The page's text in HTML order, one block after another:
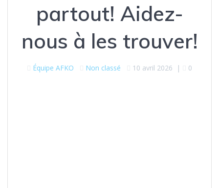
partout! Aidez-
nous à les trouver!
Équipe AFKO Non classé 10 avril 2026 | 0